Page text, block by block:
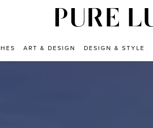
ART & DESIGN DESIGN & STYLE